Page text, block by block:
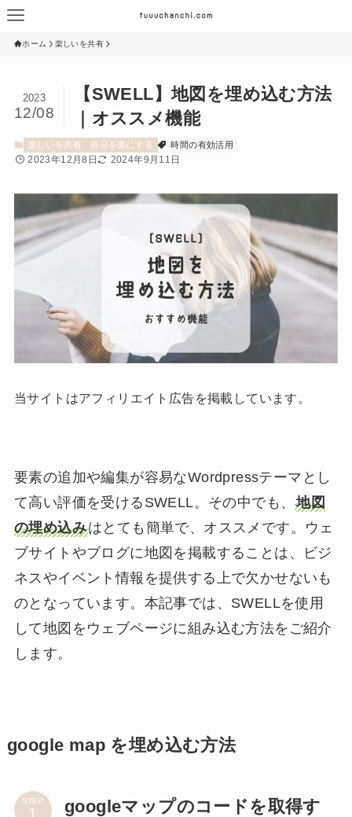
ホーム 楽しいを共有
【SWELL】地図を埋め込む方法
｜オススメ機能
2023
12/08
楽しいを共有 自分を楽にする 時間の有効活用
2023年12月8日 2024年9月11日
当サイトはアフィリエイト広告を掲載しています。
要素の追加や編集が容易なWordpressテーマとし
て高い評価を受けるSWELL。その中でも、地図
の埋め込みはとても簡単で、オススメです。ウェ
ブサイトやブログに地図を掲載することは、ビジ
ネスやイベント情報を提供する上で欠かせないも
のとなっています。本記事では、SWELLを使用
して地図をウェブページに組み込む方法をご紹介
します。
google map を埋め込む方法
STEP
googleマップのコードを取得す